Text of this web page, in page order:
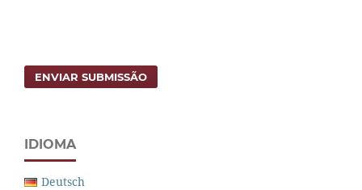
ENVIAR SUBMISSÃO
IDIOMA
Deutsch